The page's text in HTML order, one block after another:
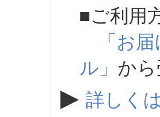
■ご利用
「お
ル」 か
▶ 詳しく